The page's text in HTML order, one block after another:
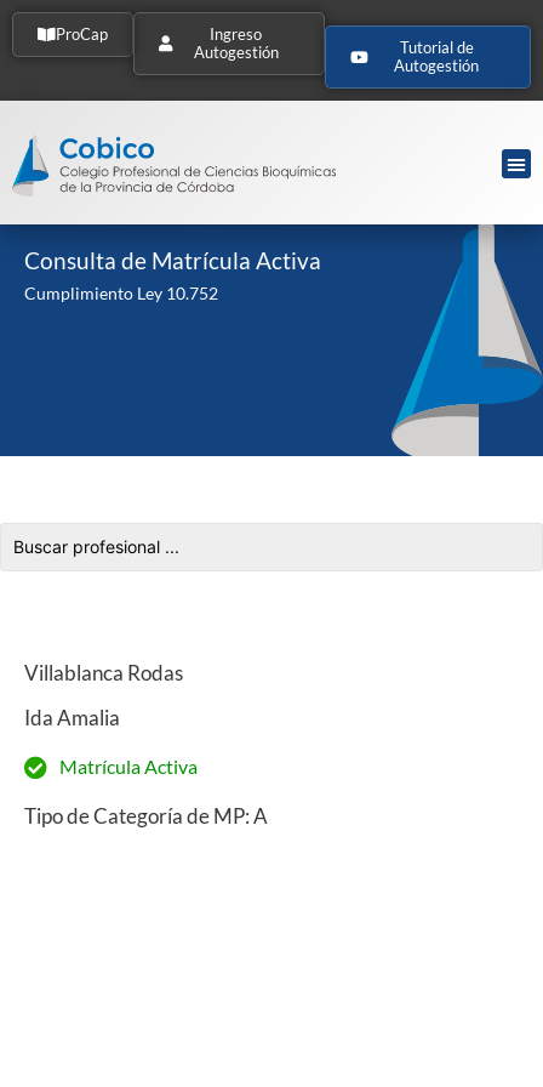
ProCap
Ingreso
Autogestión
Tutorial de
Autogestión
Consulta de Matrícula Activa
Cumplimiento Ley 10.752
Villablanca Rodas
Ida Amalia
Matrícula Activa
Tipo de Categoría de MP: A